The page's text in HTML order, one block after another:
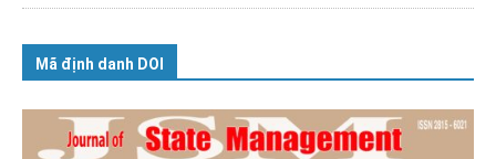
Mã định danh DOI